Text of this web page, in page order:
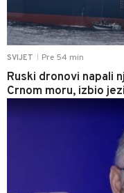
SVIJET Pre 54 min
Ruski dronovi napali
Crnom moru, izbio